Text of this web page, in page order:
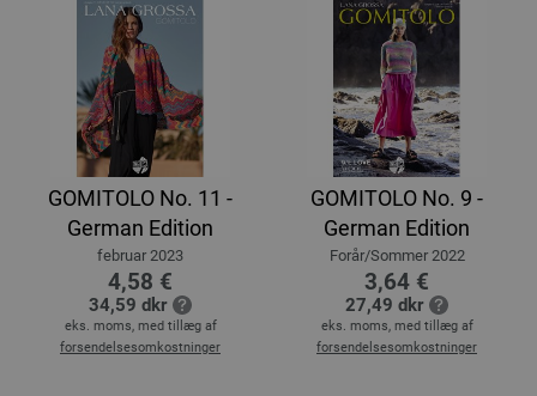
GOMITOLO No. 11 -
German Edition
februar 2023
4,58 €
34,59 dkr
eks. moms, med tillæg af
forsendelsesomkostninger
GOMITOLO No. 9 -
German Edition
Forår/Sommer 2022
3,64 €
27,49 dkr
eks. moms, med tillæg af
forsendelsesomkostninger